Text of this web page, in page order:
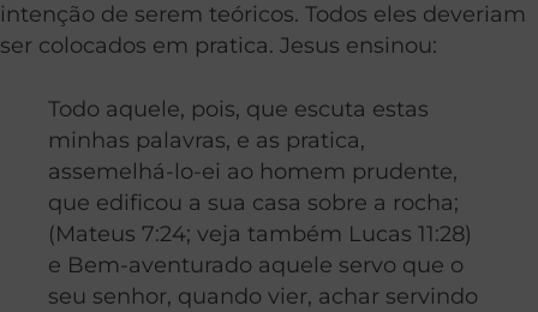
intenção de serem teóricos. Todos eles deveriam
ser colocados em pratica. Jesus ensinou:
Todo aquele, pois, que escuta estas
minhas palavras, e as pratica,
assemelhá-lo-ei ao homem prudente,
que edificou a sua casa sobre a rocha;
(Mateus 7:24; veja também Lucas 11:28)
e Bem-aventurado aquele servo que o
seu senhor, quando vier, achar servindo